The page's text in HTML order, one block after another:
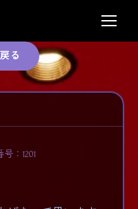
る
号：1201